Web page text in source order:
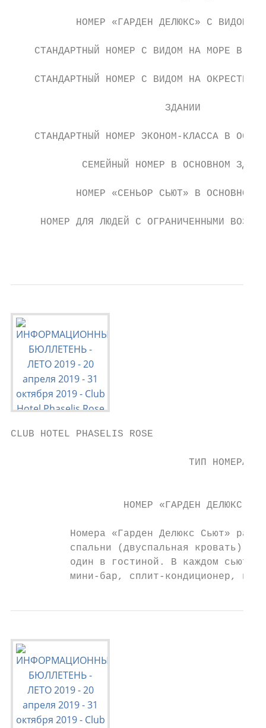
НОМЕР «ГАРДЕН ДЕЛЮКС» С ВИДОМ
СТАНДАРТНЫЙ НОМЕР С ВИДОМ НА МОРЕ В
СТАНДАРТНЫЙ НОМЕР С ВИДОМ НА
                          ЗДАНИИ
СТАНДАРТНЫЙ НОМЕР ЭКОНОМ-КЛАССА В
СЕМЕЙНЫЙ НОМЕР В ОСНОВНОМ
НОМЕР «СЕНЬОР СЬЮТ» В ОСНОВНОМ
НОМЕР ДЛЯ ЛЮДЕЙ С ОГРАНИЧЕННЫМИ
CLUB HOTEL PHASELIS ROSE
ТИП НОМЕРА
НОМЕР «ГАРДЕН ДЕЛЮКС
Номера «Гарден Делюкс Сьют»
спальни (двуспальная кровать) и
один в гостиной. В каждом сьюте
мини-бар, сплит-кондиционер,